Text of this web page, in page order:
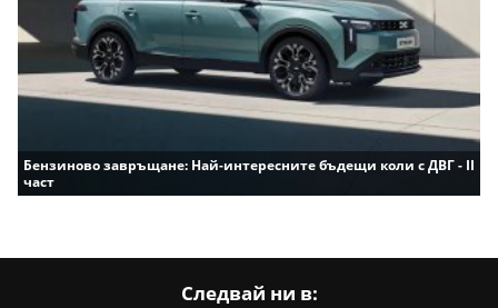
Бензиново завръщане: Най-интересните бъдещи коли с ДВГ - II
част
Следвай ни в: